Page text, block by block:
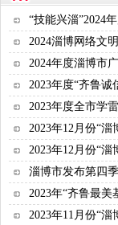
“技能兴淄”2024
2024淄博网络文
2024年度淄博市
2023年度“齐鲁诚
2023年度全市学
2023年12月份“淄
2023年12月份“淄
淄博市发布第四
2023年“齐鲁最美
2023年11月份“淄